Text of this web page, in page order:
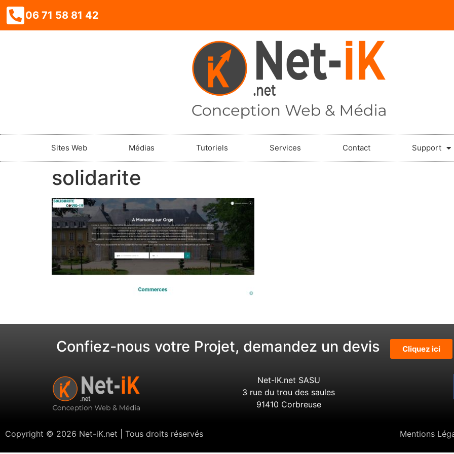
06 71 58 81 42
Sites Web Médias Tutoriels Services Contact Support
solidarite
Confiez-nous votre Projet, demandez un devis Cliquez ici
Net-IK.net SASU
3 rue du trou des saules
91410 Corbreuse
Copyright © 2026 Net-iK.net | Tous droits réservés Mentions